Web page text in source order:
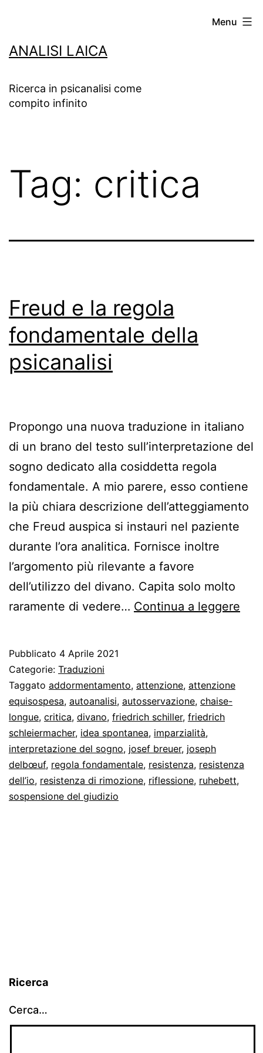
contenuto
ANALISI LAICA
Ricerca in psicanalisi come
compito infinito
Menu
Tag: critica
Freud e la regola
fondamentale della
psicanalisi
Propongo una nuova traduzione in italiano
di un brano del testo sull’interpretazione del
sogno dedicato alla cosiddetta regola
fondamentale. A mio parere, esso contiene
la più chiara descrizione dell’atteggiamento
che Freud auspica si instauri nel paziente
durante l’ora analitica. Fornisce inoltre
l’argomento più rilevante a favore
dell’utilizzo del divano. Capita solo molto
raramente di vedere… Continua a leggere
Pubblicato 4 Aprile 2021
Categorie: Traduzioni
Taggato addormentamento, attenzione, attenzione
equisospesa, autoanalisi, autosservazione, chaise-
longue, critica, divano, friedrich schiller, friedrich
schleiermacher, idea spontanea, imparzialità,
interpretazione del sogno, josef breuer, joseph
delbœuf, regola fondamentale, resistenza, resistenza
dell’io, resistenza di rimozione, riflessione, ruhebett,
sospensione del giudizio
Ricerca
Cerca…